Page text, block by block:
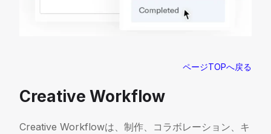
Creative Workflow
Creative Workflowは、制作、コラボレーション、キ
ページTOPへ戻る